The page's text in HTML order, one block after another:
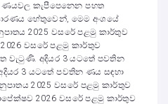
ණයවල කැපීපෙනෙන පහත
හේතුවෙන්, මෙම අංශයේ
2025 වසරේ පළමු කාර්තුව
2026 වසරේ පළමු කාර්තුව
වැටුණි. අදියර 3 යටතේ පවතින
3 යටතේ පවතින ණය සඳහා
2025 වසරේ පළමු කාර්තුව
2026 වසරේ පළමු කාර්තුව